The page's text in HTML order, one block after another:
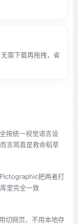
需下载再拖拽，省
按统一视觉语言设
言简直是救命稻草
把两者打
里完全一致
切网页、不用本地存